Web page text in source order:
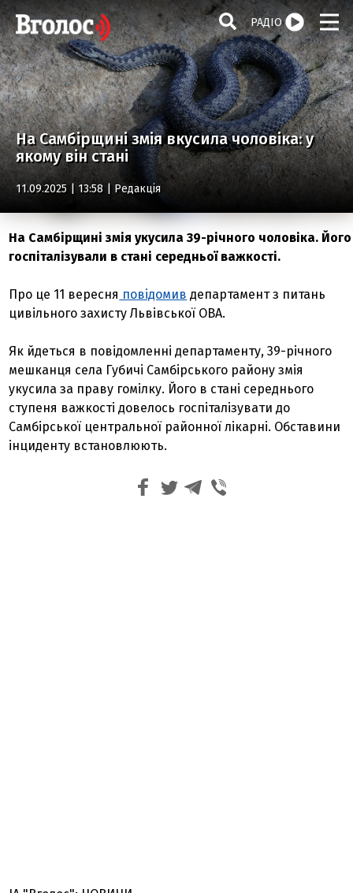
РАДІО
На Самбірщині змія вкусила чоловіка: у
якому він стані
11.09.2025 | 13:58 | Редакція
На Самбірщині змія укусила 39-річного чоловіка. Його
госпіталізували в стані середньої важкості.
Про це 11 вересня повідомив департамент з питань
цивільного захисту Львівської ОВА.
Як йдеться в повідомленні департаменту, 39-річного
мешканця села Губичі Самбірського району змія
укусила за праву гомілку. Його в стані середнього
ступеня важкості довелось госпіталізувати до
Самбірської центральної районної лікарні. Обставини
інциденту встановлюють.